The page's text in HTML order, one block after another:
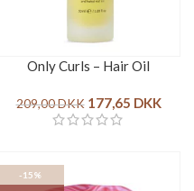
Only Curls – Hair Oil
209,00DKK 177,65 DKK
-15%